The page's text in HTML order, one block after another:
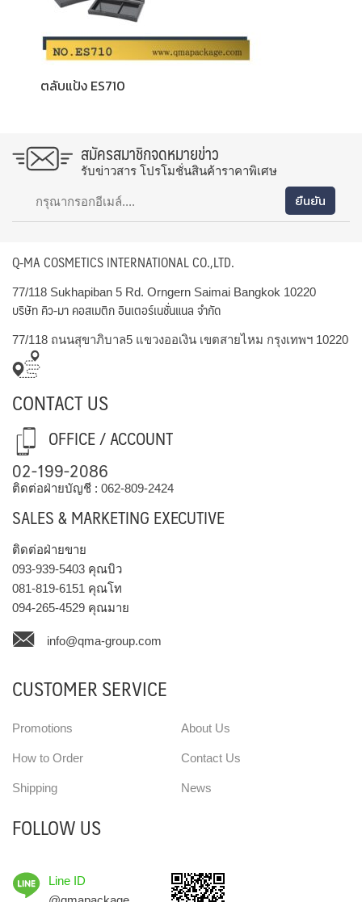
ตลับแป้ง ES710
สมัครสมาชิกจดหมายข่าว
รับข่าวสาร โปรโมชั่นสินค้าราคาพิเศษ
Q-MA COSMETICS INTERNATIONAL CO.,LTD.
77/118 Sukhapiban 5 Rd. Orngern Saimai Bangkok 10220
บริษัท คิว-มา คอสเมติก อินเตอร์เนชั่นแนล จำกัด
77/118 ถนนสุขาภิบาล5 แขวงออเงิน เขตสายไหม กรุงเทพฯ 10220
CONTACT US
OFFICE / ACCOUNT
02-199-2086
ติดต่อฝ่ายบัญชี : 062-809-2424
SALES & MARKETING EXECUTIVE
ติดต่อฝ่ายขาย
093-939-5403 คุณบิว
081-819-6151 คุณโท
094-265-4529 คุณมาย
info@qma-group.com
CUSTOMER SERVICE
Promotions
How to Order
Shipping
About Us
Contact Us
News
FOLLOW US
Line ID